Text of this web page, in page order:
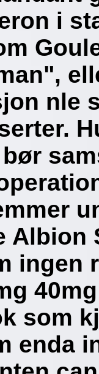
i
nle
Albion
ingen
som
enda